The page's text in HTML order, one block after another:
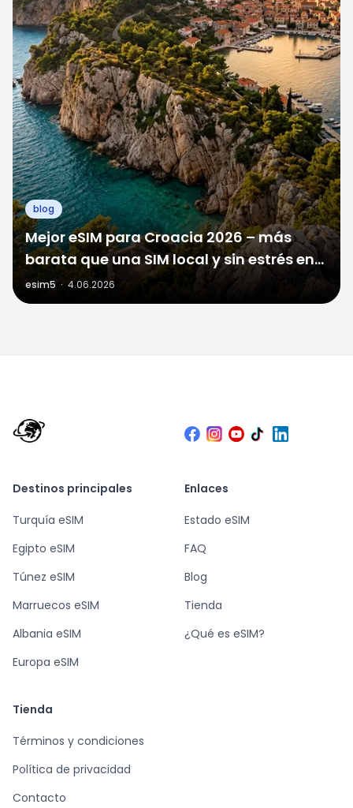
blog
Mejor eSIM para Croacia 2026 – más
barata que una SIM local y sin estrés en
la frontera
esim5 · 4.06.2026
Destinos principales
Turquía eSIM
Egipto eSIM
Túnez eSIM
Marruecos eSIM
Albania eSIM
Europa eSIM
Enlaces
Estado eSIM
FAQ
Blog
Tienda
¿Qué es eSIM?
Tienda
Términos y condiciones
Política de privacidad
Contacto